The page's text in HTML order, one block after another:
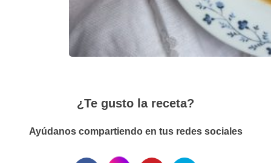
¿Te gusto la receta?
Ayúdanos compartiendo en tus redes sociales